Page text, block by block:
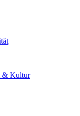
& Kultur